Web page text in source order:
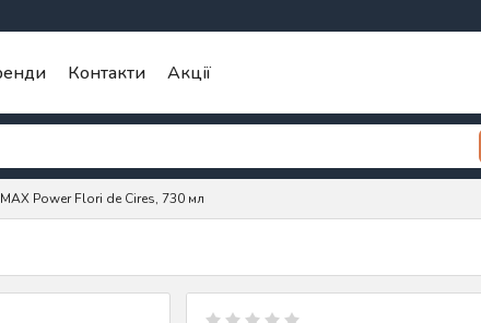
Контакти Акції
Power Flori de Cires, 730 мл